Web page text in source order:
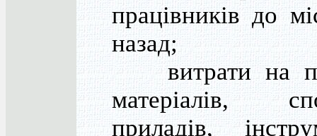
працівників до
назад;
витрати на
матеріалів,
приладів,